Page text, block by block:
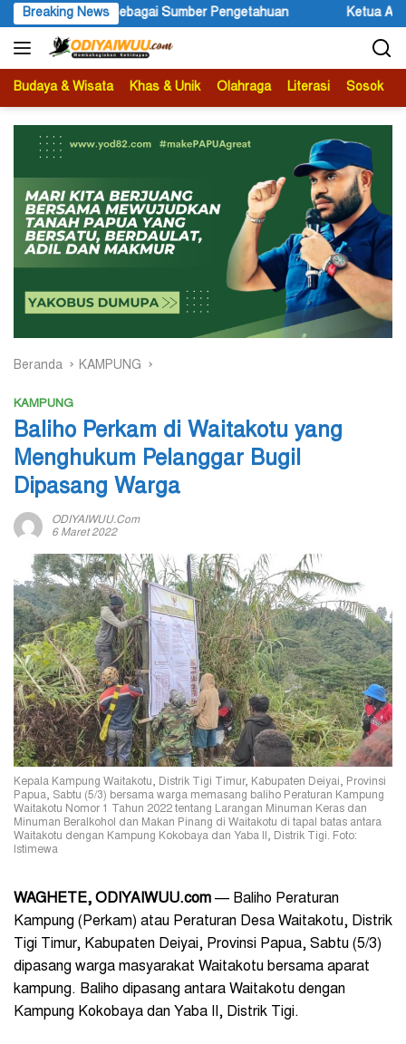
Langsung
ke
konten
Breaking NewsKetua APS Papua Pegunungan Sonni Lokobal:
Budaya & Wisata Khas & Unik Olahraga Literasi Sosok
Beranda KAMPUNG
KAMPUNG
Baliho Perkam di Waitakotu yang
Menghukum Pelanggar Bugil
Dipasang Warga
ODIYAIWUU.com
6 Maret 2022
Kepala Kampung Waitakotu, Distrik Tigi Timur, Kabupaten Deiyai, Provinsi
Papua, Sabtu (5/3) bersama warga memasang baliho Peraturan Kampung
Waitakotu Nomor 1 Tahun 2022 tentang Larangan Minuman Keras dan
Minuman Beralkohol dan Makan Pinang di Waitakotu di tapal batas antara
Waitakotu dengan Kampung Kokobaya dan Yaba II, Distrik Tigi. Foto:
Istimewa
WAGHETE, ODIYAIWUU.com — Baliho Peraturan
Kampung (Perkam) atau Peraturan Desa Waitakotu, Distrik
Tigi Timur, Kabupaten Deiyai, Provinsi Papua, Sabtu (5/3)
dipasang warga masyarakat Waitakotu bersama aparat
kampung. Baliho dipasang antara Waitakotu dengan
Kampung Kokobaya dan Yaba II, Distrik Tigi.